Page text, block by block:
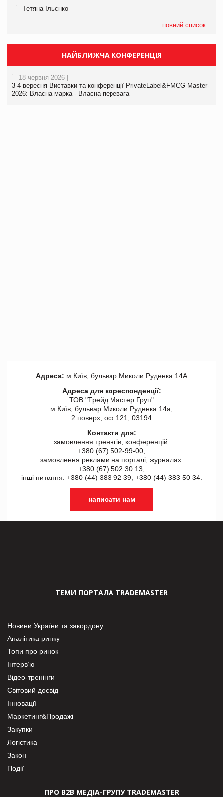
Тетяна Ільєнко
повний список
НАЙБЛИЖЧА КОНФЕРЕНЦІЯ
18 червня 2026 |
3-4 вересня Виставки та конференції PrivateLabel&FMCG Master-
2026: Власна марка - Власна перевага
Адреса: м.Київ, бульвар Миколи Руденка 14А
Адреса для кореспонденції:
ТОВ "Tрейд Мастер Груп"
м.Київ, бульвар Миколи Руденка 14а,
2 поверх, оф 121, 03194
Контакти для:
замовлення треннгів, конференцій:
+380 (67) 502-99-00,
замовлення реклами на порталі, журналах:
+380 (67) 502 30 13,
інші питання: +380 (44) 383 92 39, +380 (44) 383 50 34.
написати нам
ТЕМИ ПОРТАЛА TRADEMASTER
Новини України та закордону
Аналітика ринку
Топи про ринок
Інтерв’ю
Відео-тренінги
Світовий досвід
Інновації
Маркетинг&Продажі
Закупки
Логістика
Закон
Події
ПРО В2В МЕДІА-ГРУПУ TRADEMASTER